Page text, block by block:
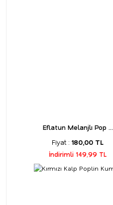
Eflatun Melanjlı Pop ...
Fiyat : 180,00 TL
İndirimli 149,99 TL